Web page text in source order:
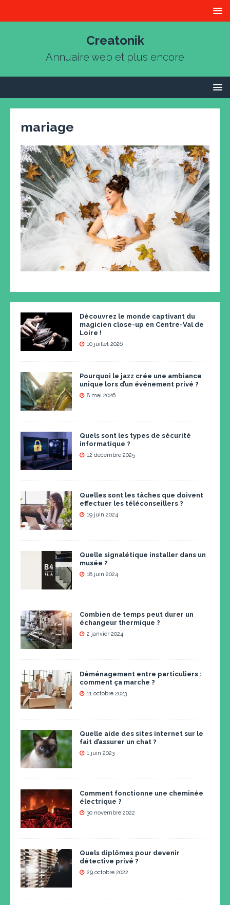
Creatonik
Annuaire web et plus encore
mariage
Découvrez le monde captivant du
magicien close-up en Centre-Val de
Loire !
10 juillet 2026
Pourquoi le jazz crée une ambiance
unique lors d’un événement privé ?
8 mai 2026
Quels sont les types de sécurité
informatique ?
12 décembre 2025
Quelles sont les tâches que doivent
effectuer les téléconseillers ?
19 juin 2024
Quelle signalétique installer dans un
musée ?
18 juin 2024
Combien de temps peut durer un
échangeur thermique ?
2 janvier 2024
Déménagement entre particuliers :
comment ça marche ?
11 octobre 2023
Quelle aide des sites internet sur le
fait d’assurer un chat ?
1 juin 2023
Comment fonctionne une cheminée
électrique ?
30 novembre 2022
Quels diplômes pour devenir
détective privé ?
29 octobre 2022